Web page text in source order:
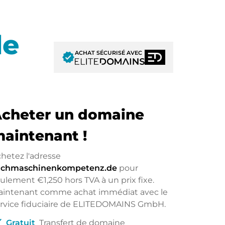
verifiedACHAT SÉCURISÉ AVEC
un domaine
!
l'adresse
pour
€1,250 hors TVA à un prix fixe.
comme achat immédiat avec le
fiduciaire de ELITEDOMAINS GmbH.
Gratuit Transfert de domaine